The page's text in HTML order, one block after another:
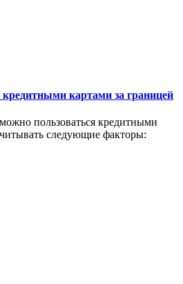
картами за границей
пользоваться кредитными
следующие факторы: